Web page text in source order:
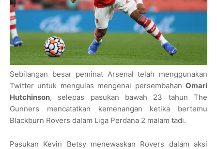
Sebilangan besar peminat Arsenal telah menggunakan
Twitter untuk mengulas mengenai persembahan Omari
Hutchinson, selepas pasukan bawah 23 tahun The
Gunners mencatatkan kemenangan ketika bertemu
Blackburn Rovers dalam Liga Perdana 2 malam tadi.
Pasukan Kevin Betsy menewaskan Rovers dalam aksi